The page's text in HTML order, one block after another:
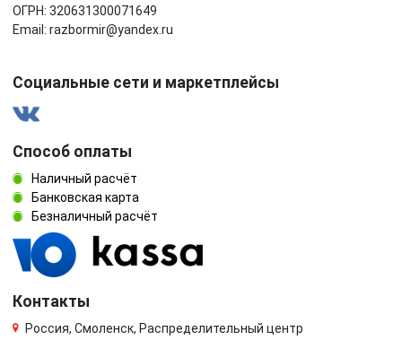
ОГРН: 320631300071649
Email: razbormir@yandex.ru
Социальные сети и маркетплейсы
Способ оплаты
Наличный расчёт
Банковская карта
Безналичный расчёт
Контакты
Россия, Смоленск, Распределительный центр